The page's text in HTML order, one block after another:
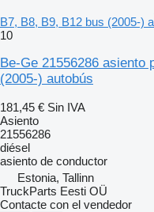
B7, B8, B9, B12 bus (2005-)
10
Be-Ge 21556286 asiento
(2005-) autobús
181,45 € Sin IVA
Asiento
21556286
diésel
asiento de conductor
Estonia, Tallinn
TruckParts Eesti OÜ
Contacte con el vendedor